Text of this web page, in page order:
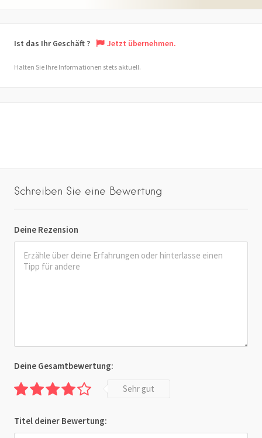
Ist das Ihr Geschäft ? Jetzt übernehmen.
Halten Sie Ihre Informationen stets aktuell.
Schreiben Sie eine Bewertung
Deine Rezension
Deine Gesamtbewertung:
Sehr gut
Titel deiner Bewertung: